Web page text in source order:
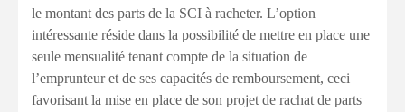
le montant des parts de la SCI à racheter. L’option
intéressante réside dans la possibilité de mettre en place une
seule mensualité tenant compte de la situation de
l’emprunteur et de ses capacités de remboursement, ceci
favorisant la mise en place de son projet de rachat de parts